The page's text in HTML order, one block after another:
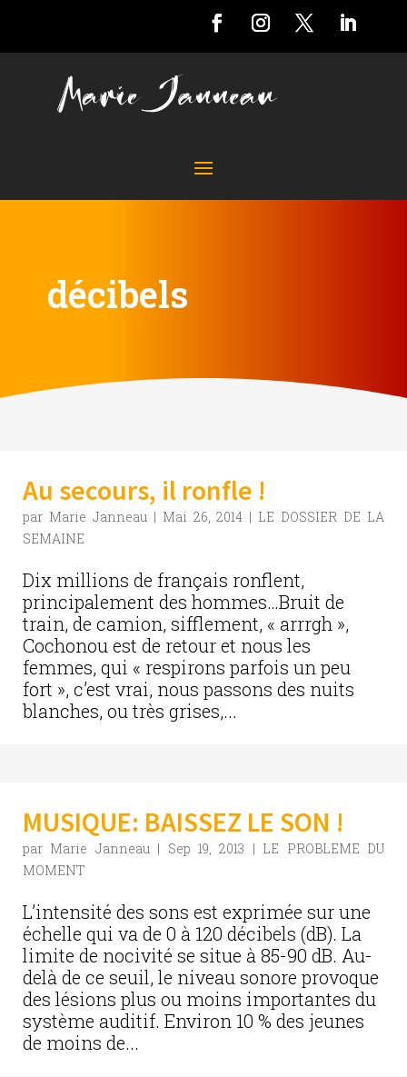
décibels
Au secours, il ronfle !
par Marie Janneau| Mai 26, 2014 | LE DOSSIER DE LA
SEMAINE
Dix millions de français ronflent,
principalement des hommes…Bruit de
train, de camion, sifflement, « arrrgh »,
Cochonou est de retour et nous les
femmes, qui « respirons parfois un peu
fort », c’est vrai, nous passons des nuits
blanches, ou très grises,...
MUSIQUE: BAISSEZ LE SON !
par Marie Janneau| Sep 19, 2013 | LE PROBLEME DU
MOMENT
L’intensité des sons est exprimée sur une
échelle qui va de 0 à 120 décibels (dB). La
limite de nocivité se situe à 85-90 dB. Au-
delà de ce seuil, le niveau sonore provoque
des lésions plus ou moins importantes du
système auditif. Environ 10 % des jeunes
de moins de...